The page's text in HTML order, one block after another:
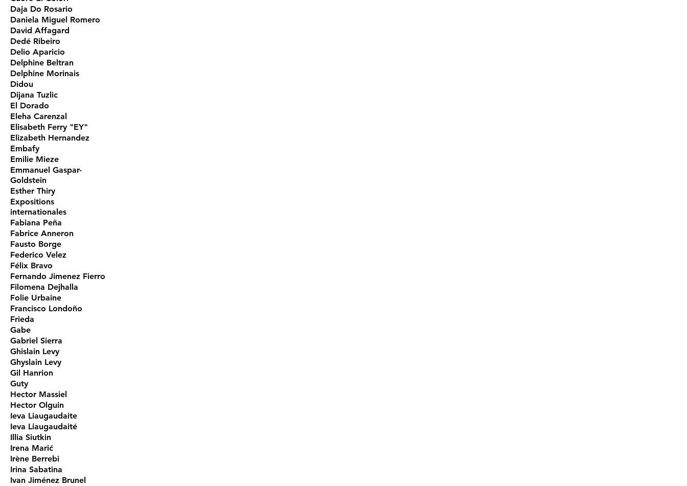
Daja Do Rosario
Daniela Miguel Romero
David Affagard
Dedé Ribeiro
Delio Aparicio
Delphine Beltran
Delphine Morinais
Didou
Dijana Tuzlic
El Dorado
Eleha Carenzal
Elisabeth Ferry "EY"
Elizabeth Hernandez
Embafy
Emilie Mieze
Emmanuel Gaspar-
Goldstein
Esther Thiry
Expositions
internationales
Fabiana Peña
Fabrice Anneron
Fausto Borge
Federico Velez
Félix Bravo
Fernando Jimenez Fierro
Filomena Dejhalla
Folie Urbaine
Francisco Londoño
Frieda
Gabe
Gabriel Sierra
Ghislain Levy
Ghyslain Levy
Gil Hanrion
Guty
Hector Massiel
Hector Olguin
Ieva Liaugaudaite
Ieva Liaugaudaité
Illia Siutkin
Irena Marić
Irène Berrebi
Irina Sabatina
Ivan Jiménez Brunel